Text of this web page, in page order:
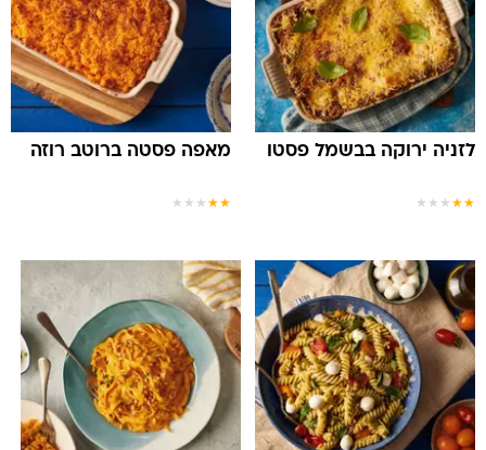
לזניה ירוקה בבשמל פסטו
★
★
★
★
★
מאפה פסטה ברוטב רוזה
★
★
★
★
★